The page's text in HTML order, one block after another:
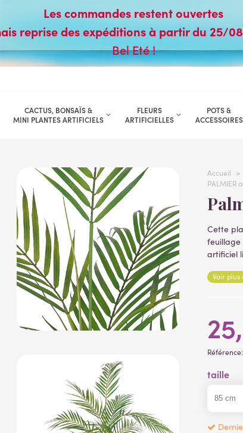
Les commandes restent ouvertes
reprise des expéditions à partir du 25/
Bel Eté !
CACTUS, BONSAÏS &
MINI PLANTES ARTIFICIELS
FLEURS
ARTIFICIELLES
POTS &
ACCESSOIRES
Accueil >
PALMIER
Cette
feuillage
artificiel
Voir
Référence:
taille